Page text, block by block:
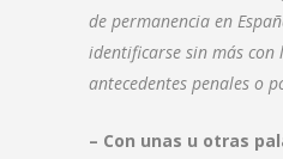
de permanencia en
identificarse sin más con
antecedentes penales o
– Con unas u otras